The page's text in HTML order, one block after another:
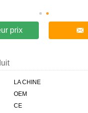
prix
LA CHINE
OEM
CE